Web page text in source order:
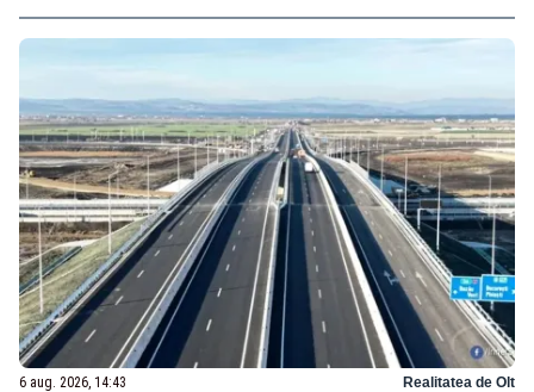
6 aug. 2026, 14:43 Realitatea de Olt